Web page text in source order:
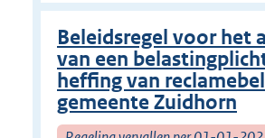
Beleidsregel voor het
van een
heffing van
gemeente Zuidhorn